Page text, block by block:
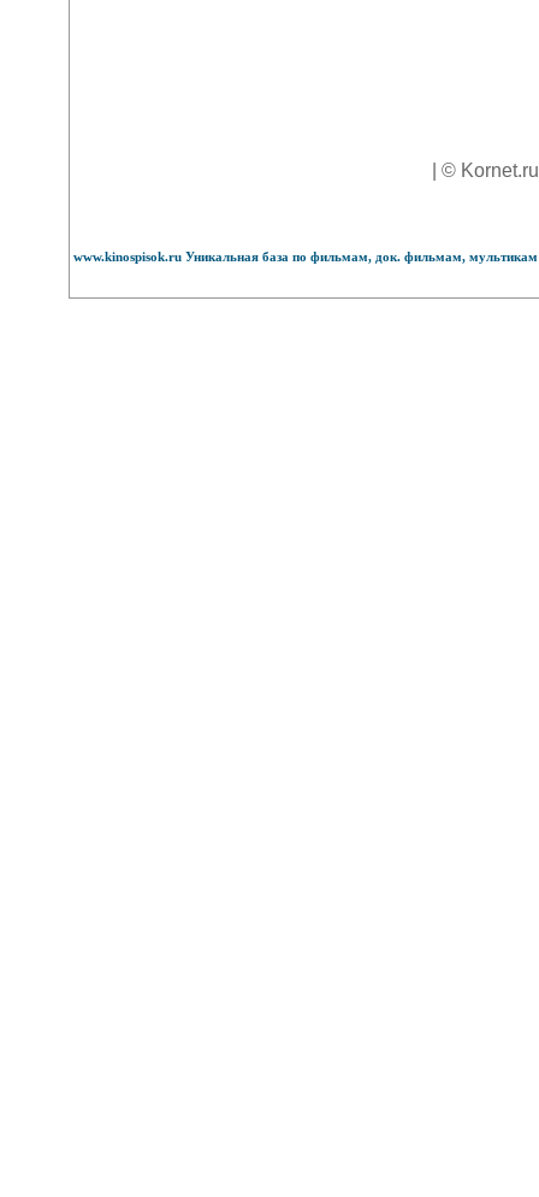
| ©
www.kinospisok.ru Уникальная база по фильмам, док. фильмам,